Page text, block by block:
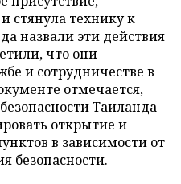
стянула технику к
назвали эти действия
что они
и сотрудничестве в
отмечается,
Таиланда
открытие и
в зависимости от
безопасности.